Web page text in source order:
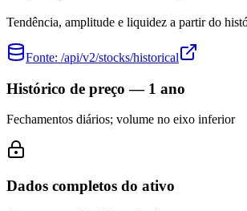
Tendência, amplitude e liquidez a partir do
Fonte: /api/v2/stocks/historical
Histórico de preço — 1 ano
Fechamentos diários; volume no eixo inferior
Dados completos do ativo